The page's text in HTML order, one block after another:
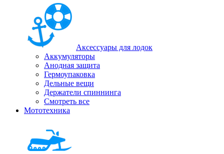
Аксессуары для лодок
Аккумуляторы
Анодная защита
Гермоупаковка
Дельные вещи
Держатели спиннинга
Смотреть все
Мототехника